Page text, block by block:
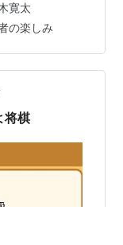
からの棋士誕
ご案内しま
さ🌞9時45分～#
西将棋会館)#西
寛太
の楽しみ
将棋